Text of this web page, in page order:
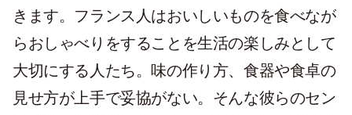
きます。フランス人はおいしいものを食べなが
らおしゃべりをすることを生活の楽しみとして
大切にする人たち。味の作り方、食器や食卓の
見せ方が上手で妥協がない。そんな彼らのセン